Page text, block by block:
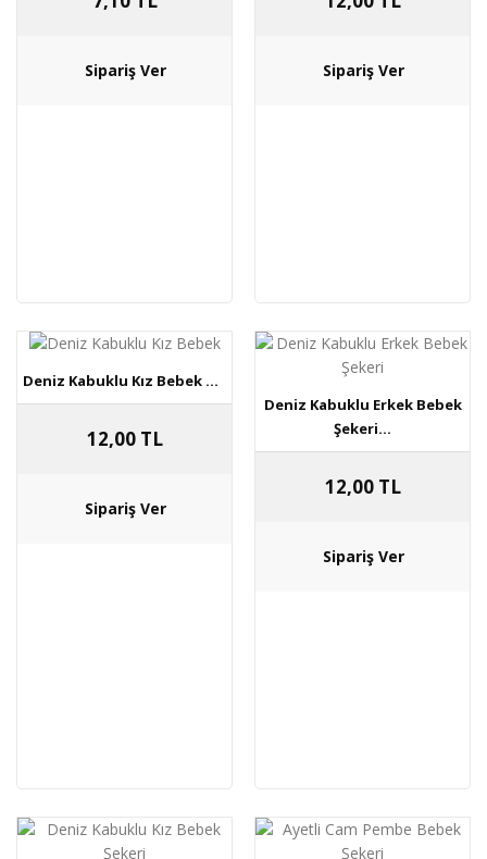
Deniz Kabuklu Kız Bebek ...
12,00 TL
Deniz Kabuklu Erkek Bebek
Şekeri...
12,00 TL